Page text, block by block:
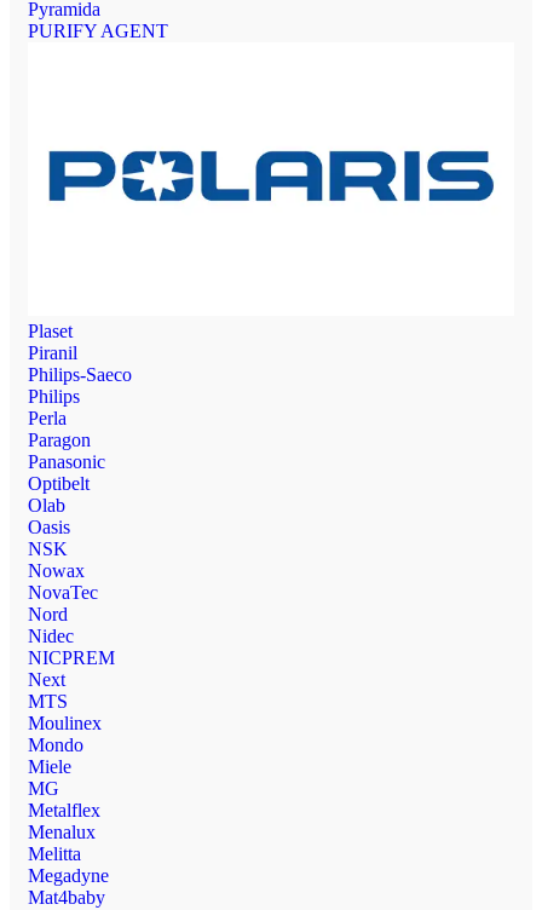
Pyramida
PURIFY AGENT
Plaset
Piranil
Philips-Saeco
Philips
Perla
Paragon
Panasonic
Optibelt
Olab
Oasis
NSK
Nowax
NovaTec
Nord
Nidec
NICPREM
Next
MTS
Moulinex
Mondo
Miele
MG
Metalflex
Menalux
Melitta
Megadyne
Mat4baby